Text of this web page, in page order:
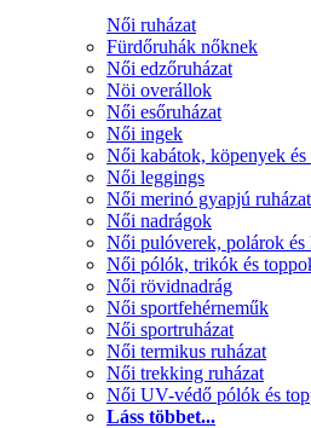
Női ruházat
Fürdőruhák nőknek
Női edzőruházat
Nöi overállok
Női esőruházat
Női ingek
Női kabátok, köpenyek
Női leggings
Női merinó gyapjú ruházat
Női nadrágok
Női pulóverek, polárok
Női pólók, trikók és
Női rövidnadrág
Női sportfehérneműk
Női sportruházat
Női termikus ruházat
Női trekking ruházat
Női UV-védő pólók és
Láss többet...